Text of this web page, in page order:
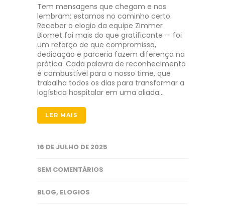
Tem mensagens que chegam e nos
lembram: estamos no caminho certo.
Receber o elogio da equipe Zimmer
Biomet foi mais do que gratificante — foi
um reforço de que compromisso,
dedicação e parceria fazem diferença na
prática. Cada palavra de reconhecimento
é combustível para o nosso time, que
trabalha todos os dias para transformar a
logística hospitalar em uma aliada…
LER MAIS
16 DE JULHO DE 2025
SEM COMENTÁRIOS
BLOG, ELOGIOS